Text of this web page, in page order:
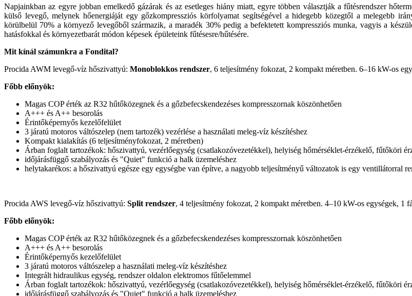
Napjainkban az egyre jobban emelkedő gázárak és az esetleges hiány miatt, egyre többen választják a fűtésrendszer
külső levegő, melynek hőenergiáját egy gőzkompressziós körfolyamat segítségével a hidegebb közegtől a melegebb
körülbelül 70% a környező levegőből származik, a maradék 30% pedig a befektetett kompressziós munka, vagyis a
hatásfokkal és környezetbarát módon képesek épületeink fűtésesre/hűtésére.
Mit kínál számunkra a Fondital?
Procida AWM levegő-víz hőszivattyú: Monoblokkos rendszer, 6 teljesítmény fokozat, 2 kompakt méretben. 6–16 kW-os
Főbb előnyök:
Magas COP érték az R32 hűtőközegnek és a gőzbefecskendezéses kompresszornak köszönhetően
A+++ és A++ besorolás
Érintőképernyős kezelőfelület
3 járatú motoros váltószelep (nem tartozék) vezérlése a használati meleg-víz készítéshez
Kompakt kialakítás (6 teljesítményfokozat, 2 méretben)
Árban foglalt tartozékok: hőszivattyú, vezérlőegység (csatlakozóvezetékkel), helyiség hőmérséklet-érzékelő, fűtőköri
időjárásfüggő szabályozás és "Quiet" funkció a halk üzemeléshez
helytakarékos: a hőszivattyú egésze egy egységbe van építve, a nagyobb teljesítményű változatok is egy ventillátorral
Procida AWS levegő-víz hőszivattyú: Split rendszer, 4 teljesítmény fokozat, 2 kompakt méretben. 4–10 kW-os egységek, 1
Főbb előnyök:
Magas COP érték az R32 hűtőközegnek és a gőzbefecskendezéses kompresszornak köszönhetően
A+++ és A++ besorolás
Érintőképernyős kezelőfelület
3 járatú motoros váltószelep a használati meleg-víz készítéshez
Integrált hidraulikus egység, rendszer oldalon elektromos fűtőelemmel
Árban foglalt tartozékok: hőszivattyú, vezérlőegység (csatlakozóvezetékkel), helyiség hőmérséklet-érzékelő, fűtőköri
időjárásfüggő szabályozás és "Quiet" funkció a halk üzemeléshez